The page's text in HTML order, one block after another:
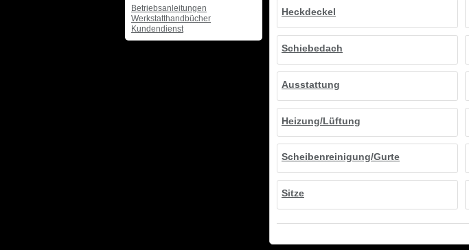
Heckdeckel
Schiebedach
Ausstattung
Heizung/Lüftung
Scheibenreinigung/Gurte
Sitze
Betriebsanleitungen
Werkstatthandbücher
Kundendienst